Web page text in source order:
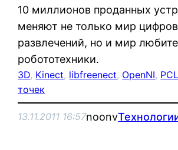
10 миллионов проданных
меняют не только мир
развлечений, но и мир
робототехники.
3D, Kinect, libfreenect, OpenNI, PCL
точек
13.11.2011 16:57noonv